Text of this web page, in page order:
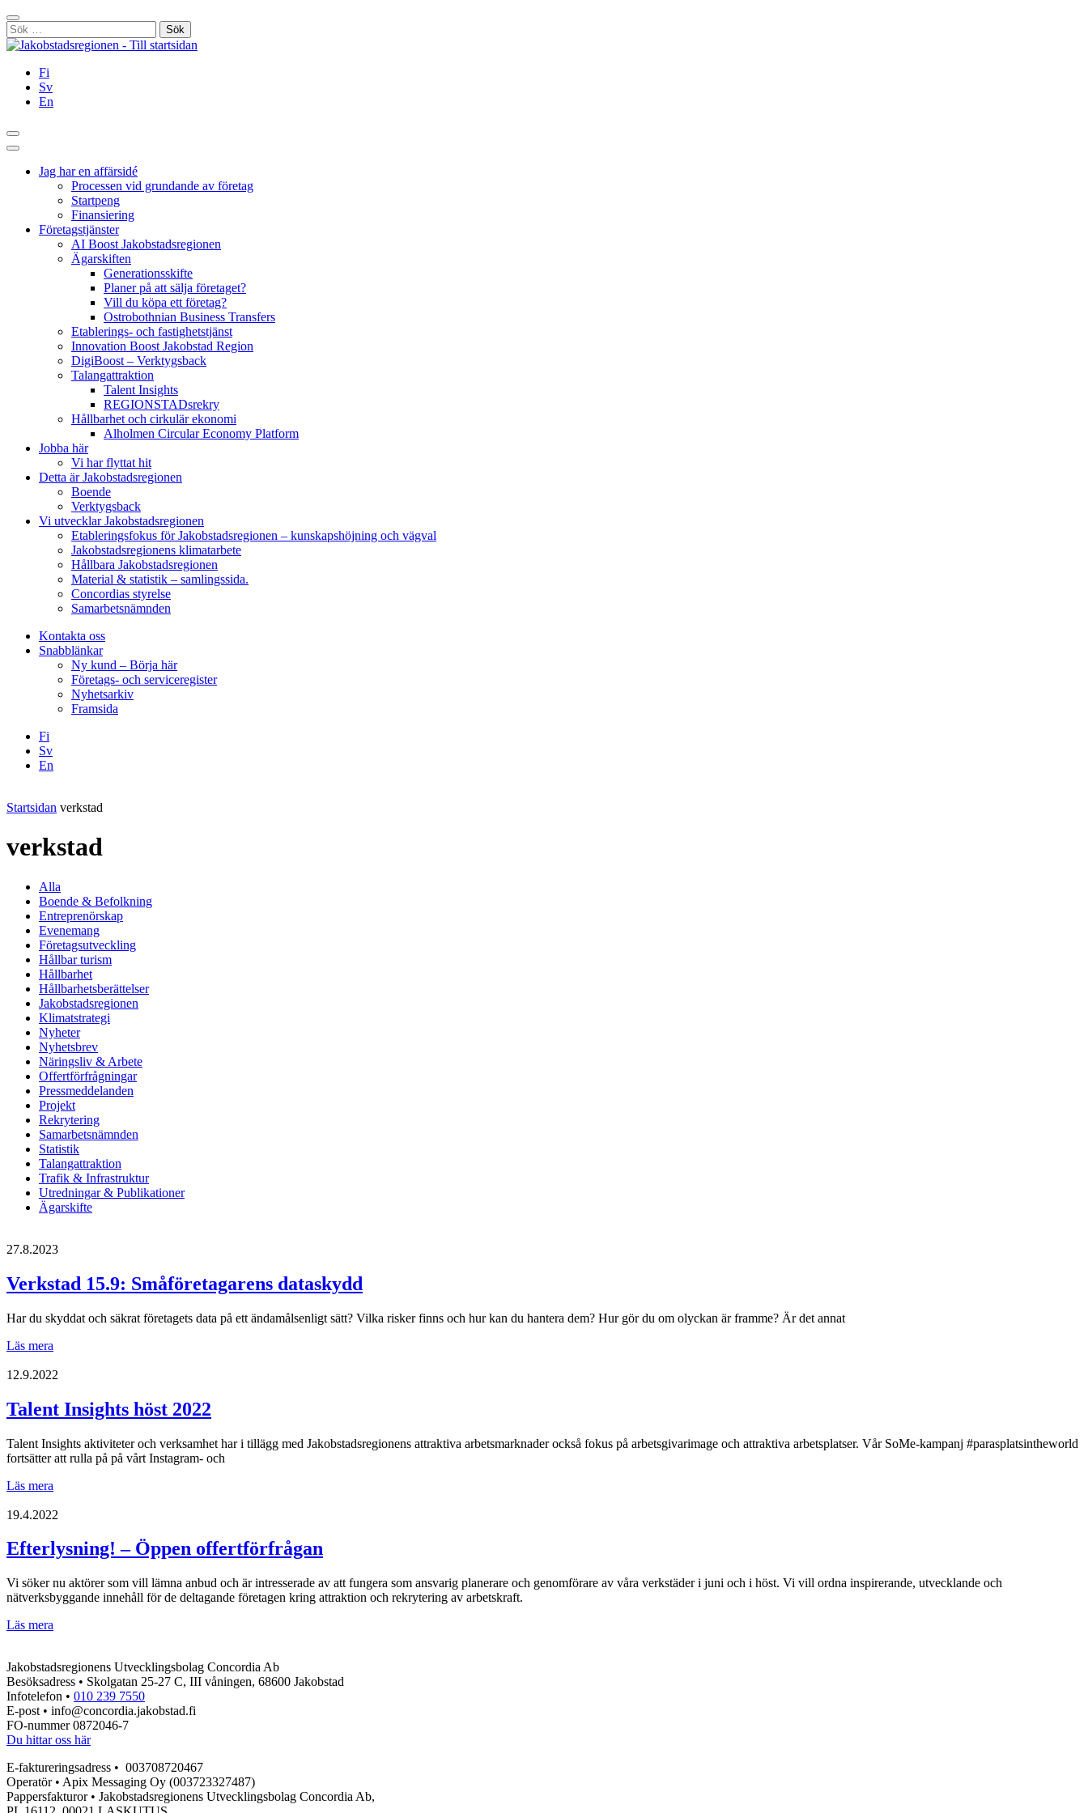
Hoppa
till
innehållet
Stäng
Sök
efter:
Fi
Sv
En
Sök
Huvudmeny
Jag har en affärsidé
Processen vid grundande av företag
Startpeng
Finansiering
Företagstjänster
AI Boost Jakobstadsregionen
Ägarskiften
Generationsskifte
Planer på att sälja företaget?
Vill du köpa ett företag?
Ostrobothnian Business Transfers
Etablerings- och fastighetstjänst
Innovation Boost Jakobstad Region
DigiBoost – Verktygsback
Talangattraktion
Talent Insights
REGIONSTADsrekry
Hållbarhet och cirkulär ekonomi
Alholmen Circular Economy Platform
Jobba här
Vi har flyttat hit
Detta är Jakobstadsregionen
Boende
Verktygsback
Vi utvecklar Jakobstadsregionen
Etableringsfokus för Jakobstadsregionen – kunskapshöjning och vägval
Jakobstadsregionens klimatarbete
Hållbara Jakobstadsregionen
Material & statistik – samlingssida.
Concordias styrelse
Samarbetsnämnden
Kontakta oss
Snabblänkar
Ny kund – Börja här
Företags- och serviceregister
Nyhetsarkiv
Framsida
Fi
Sv
En
Startsidan verkstad
verkstad
Alla
Boende & Befolkning
Entreprenörskap
Evenemang
Företagsutveckling
Hållbar turism
Hållbarhet
Hållbarhetsberättelser
Jakobstadsregionen
Klimatstrategi
Nyheter
Nyhetsbrev
Näringsliv & Arbete
Offertförfrågningar
Pressmeddelanden
Projekt
Rekrytering
Samarbetsnämnden
Statistik
Talangattraktion
Trafik & Infrastruktur
Utredningar & Publikationer
Ägarskifte
27.8.2023
Verkstad 15.9: Småföretagarens dataskydd
Har du skyddat och säkrat företagets data på ett ändamålsenligt sätt? Vilka risker finns och hur kan du hantera dem? Hur gör du om olyckan är framme? Är det annat
Läs mera
Småföretagarens
12.9.2022
Talent Insights höst 2022
Talent Insights aktiviteter och verksamhet har i tillägg med Jakobstadsregionens attraktiva arbetsmarknader också fokus på arbetsgivarimage och attraktiva arbetsplatser. Vår SoMe-kampanj #parasplatsintheworld
fortsätter att rulla på på vårt Instagram- och
Läs mera
höst
19.4.2022
Efterlysning! – Öppen offertförfrågan
Vi söker nu aktörer som vill lämna anbud och är intresserade av att fungera som ansvarig planerare och genomförare av våra verkstäder i juni och i höst. Vi vill ordna inspirerande, utvecklande och
nätverksbyggande innehåll för de deltagande företagen kring attraktion och rekrytering av arbetskraft.
Läs mera
offertförfrågan
Jakobstadsregionens Utvecklingsbolag Concordia Ab
Besöksadress • Skolgatan 25-27 C, III våningen, 68600 Jakobstad
Infotelefon • 010 239 7550
E-post • info@concordia.jakobstad.fi
FO-nummer 0872046-7
Du hittar oss här
E-faktureringsadress • 003708720467
Operatör • Apix Messaging Oy (003723327487)
Pappersfakturor • Jakobstadsregionens Utvecklingsbolag Concordia Ab,